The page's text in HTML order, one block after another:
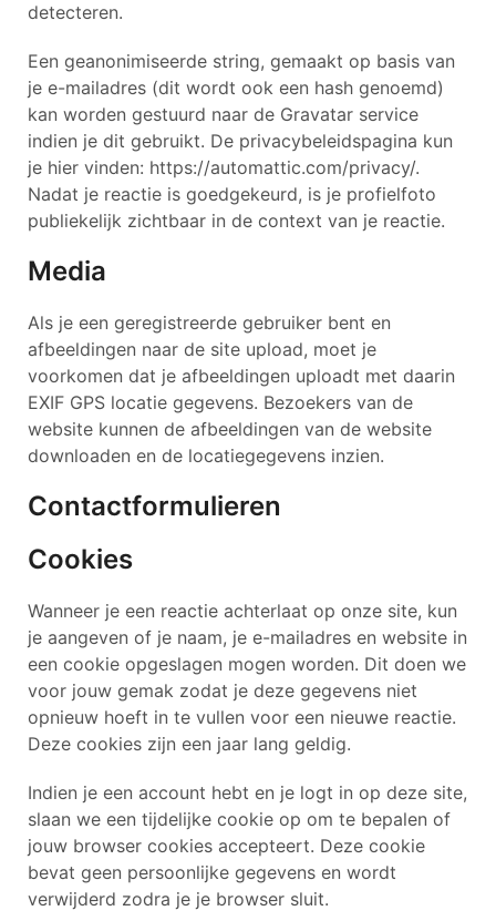
detecteren.
Een geanonimiseerde string, gemaakt op basis van
je e-mailadres (dit wordt ook een hash genoemd)
kan worden gestuurd naar de Gravatar service
indien je dit gebruikt. De privacybeleidspagina kun
je hier vinden: https://automattic.com/privacy/.
Nadat je reactie is goedgekeurd, is je profielfoto
publiekelijk zichtbaar in de context van je reactie.
Media
Als je een geregistreerde gebruiker bent en
afbeeldingen naar de site upload, moet je
voorkomen dat je afbeeldingen uploadt met daarin
EXIF GPS locatie gegevens. Bezoekers van de
website kunnen de afbeeldingen van de website
downloaden en de locatiegegevens inzien.
Contactformulieren
Cookies
Wanneer je een reactie achterlaat op onze site, kun
je aangeven of je naam, je e-mailadres en website in
een cookie opgeslagen mogen worden. Dit doen we
voor jouw gemak zodat je deze gegevens niet
opnieuw hoeft in te vullen voor een nieuwe reactie.
Deze cookies zijn een jaar lang geldig.
Indien je een account hebt en je logt in op deze site,
slaan we een tijdelijke cookie op om te bepalen of
jouw browser cookies accepteert. Deze cookie
bevat geen persoonlijke gegevens en wordt
verwijderd zodra je je browser sluit.